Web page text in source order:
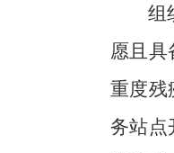
组
愿且具
重度残
务站点